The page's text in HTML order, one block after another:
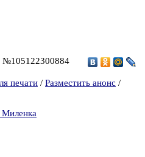
№105122300884
печати / Разместить анонс /
Миленка